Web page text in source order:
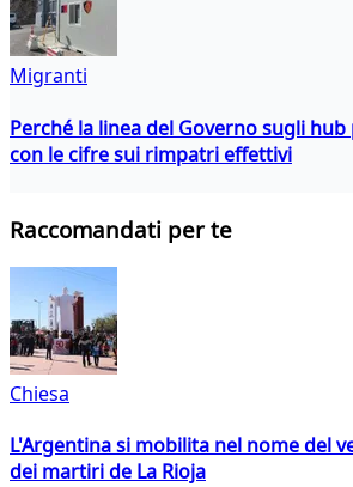
Migranti
Perché la linea del Governo sugli
con le cifre sui rimpatri effettivi
Raccomandati per te
Chiesa
L'Argentina si mobilita nel nome del
dei martiri de La Rioja